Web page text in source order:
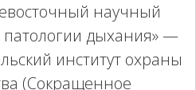
научный
дыхания» —
институт охраны
(Сокращенное